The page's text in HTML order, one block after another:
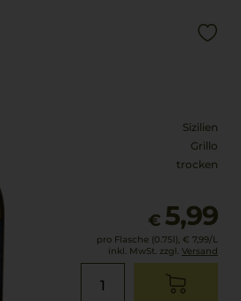
Sizilien
Grillo
trocken
€ 5,99
pro Flasche (0.75l), € 7,99/L
inkl. MwSt. zzgl. Versand